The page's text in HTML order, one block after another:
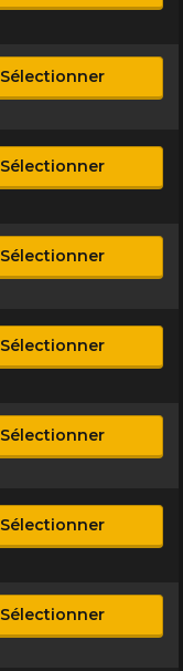
Sélectionner
Sélectionner
Sélectionner
Sélectionner
Sélectionner
Sélectionner
Sélectionner